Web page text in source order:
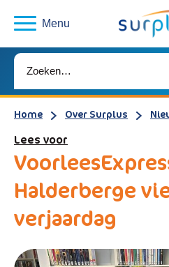
Menu
Home Over Surplus
Lees voor
Halderberge
verjaardag